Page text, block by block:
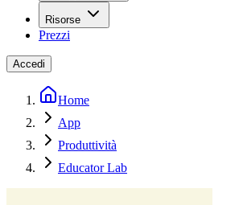
Risorse
Prezzi
Accedi
Home
App
Produttività
Educator Lab